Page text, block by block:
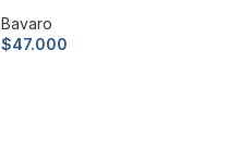
Bavaro
$47.000